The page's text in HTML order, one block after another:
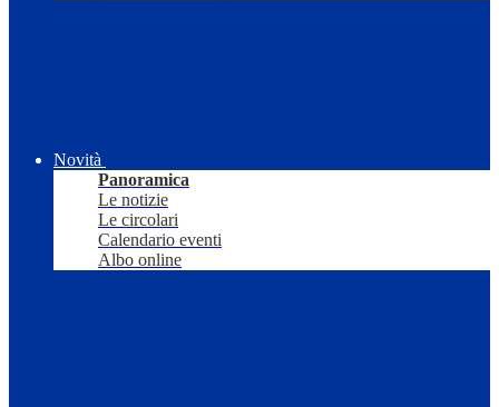
Novità
Panoramica
Le notizie
Le circolari
Calendario eventi
Albo online